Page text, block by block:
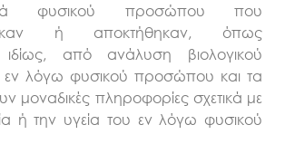
φυσικού προσώπου που
ή αποκτήθηκαν, όπως
από ανάλυση βιολογικού
εν λόγω φυσικού προσώπου και τα
μοναδικές πληροφορίες σχετικά με
ή την υγεία του εν λόγω φυσικού